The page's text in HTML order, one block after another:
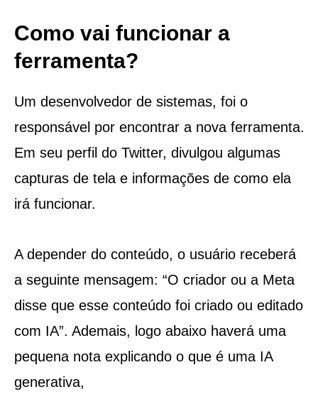
Como vai funcionar a
ferramenta?
Um desenvolvedor de sistemas, foi o
responsável por encontrar a nova ferramenta.
Em seu perfil do Twitter, divulgou algumas
capturas de tela e informações de como ela
irá funcionar.
A depender do conteúdo, o usuário receberá
a seguinte mensagem: “O criador ou a Meta
disse que esse conteúdo foi criado ou editado
com IA”. Ademais, logo abaixo haverá uma
pequena nota explicando o que é uma IA
generativa,